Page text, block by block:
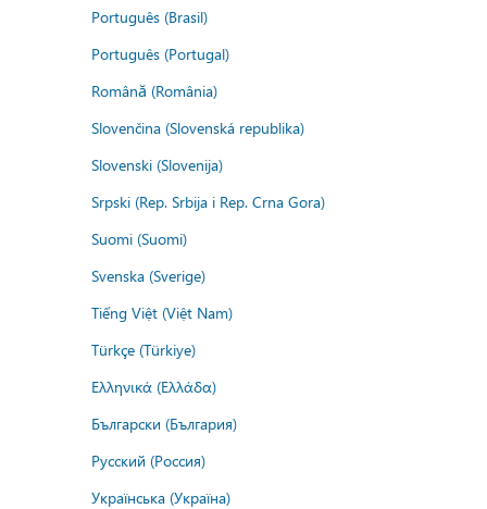
Português (Brasil)
Português (Portugal)
Română (România)
Slovenčina (Slovenská republika)
Slovenski (Slovenija)
Srpski (Rep. Srbija i Rep. Crna Gora)
Suomi (Suomi)
Svenska (Sverige)
Tiếng Việt (Việt Nam)
Türkçe (Türkiye)
Ελληνικά (Ελλάδα)
Български (България)
Русский (Россия)
Українська (Україна)